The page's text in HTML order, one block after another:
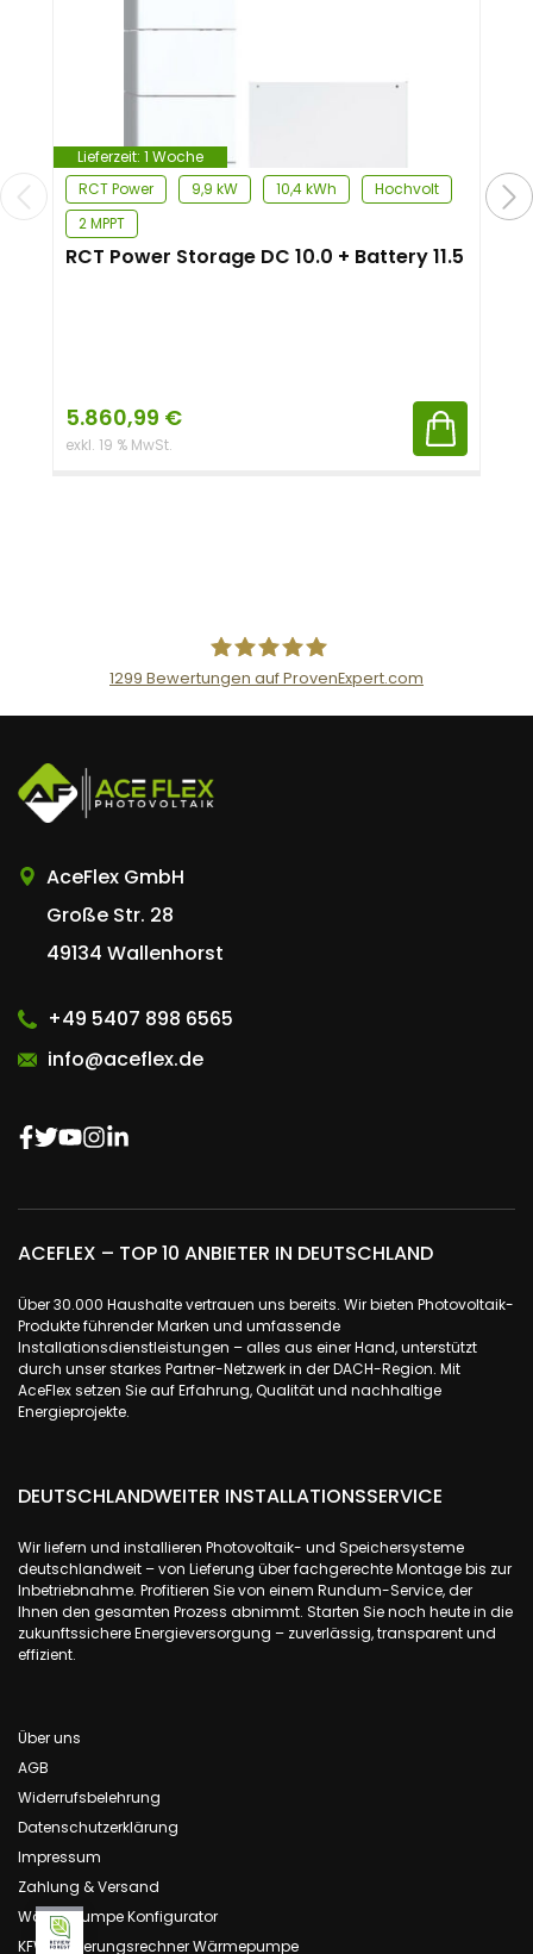
Lieferzeit: 1 Woche
RCT Power
9,9 kW 10,4 kWh
Hochvolt
2 MPPT
RCT Power Storage DC 10.0 + Battery 11.5
5.860,99 €
exkl. 19 % MwSt.
AceFlex GmbH
1299 Bewertungen auf ProvenExpert.com
AceFlex GmbH
Große Str. 28
49134 Wallenhorst
+49 5407 898 6565
info@aceflex.de
ACEFLEX – TOP 10 ANBIETER IN DEUTSCHLAND
Über 30.000 Haushalte vertrauen uns bereits. Wir bieten Photovoltaik-
Produkte führender Marken und umfassende
Installationsdienstleistungen – alles aus einer Hand, unterstützt
durch unser starkes Partner-Netzwerk in der DACH-Region. Mit
AceFlex setzen Sie auf Erfahrung, Qualität und nachhaltige
Energieprojekte.
DEUTSCHLANDWEITER INSTALLATIONSSERVICE
Wir liefern und installieren Photovoltaik- und Speichersysteme
deutschlandweit – von Lieferung über fachgerechte Montage bis zur
Inbetriebnahme. Profitieren Sie von einem Rundum-Service, der
Ihnen den gesamten Prozess abnimmt. Starten Sie noch heute in die
zukunftssichere Energieversorgung – zuverlässig, transparent und
effizient.
Über uns
AGB
Widerrufsbelehrung
Datenschutzerklärung
Impressum
Zahlung & Versand
Wärmepumpe Konfigurator
KFW Förderungsrechner Wärmepumpe